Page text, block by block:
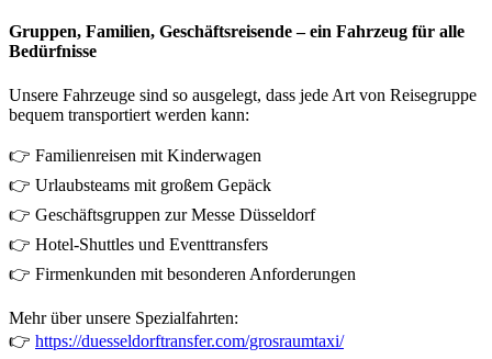
Gruppen, Familien, Geschäftsreisende – ein Fahrzeug für alle
Bedürfnisse
Unsere Fahrzeuge sind so ausgelegt, dass jede Art von Reisegruppe
bequem transportiert werden kann:
👉 Familienreisen mit Kinderwagen
👉 Urlaubsteams mit großem Gepäck
👉 Geschäftsgruppen zur Messe Düsseldorf
👉 Hotel-Shuttles und Eventtransfers
👉 Firmenkunden mit besonderen Anforderungen
Mehr über unsere Spezialfahrten:
👉 https://duesseldorftransfer.com/grosraumtaxi/